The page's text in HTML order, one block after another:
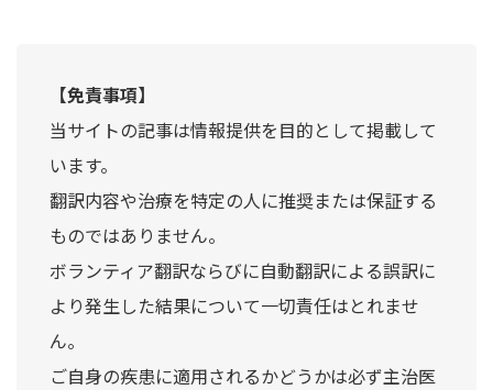
【免責事項】
当サイトの記事は情報提供を目的として掲載して
います。
翻訳内容や治療を特定の人に推奨または保証する
ものではありません。
ボランティア翻訳ならびに自動翻訳による誤訳に
より発生した結果について一切責任はとれませ
ん。
ご自身の疾患に適用されるかどうかは必ず主治医